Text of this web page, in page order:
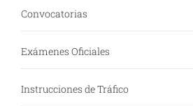
Convocatorias
Exámenes Oficiales
Instrucciones de Tráfico